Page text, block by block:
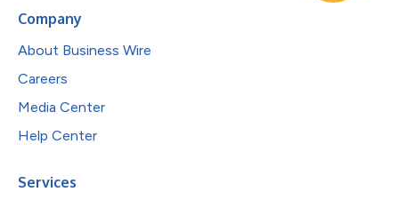
Company
About Business Wire
Careers
Media Center
Help Center
Services